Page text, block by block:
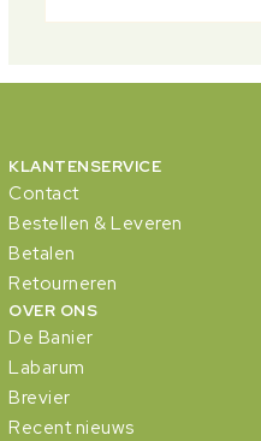
KLANTENSERVICE
Contact
Bestellen & Leveren
Betalen
Retourneren
OVER ONS
De Banier
Labarum
Brevier
Recent nieuws